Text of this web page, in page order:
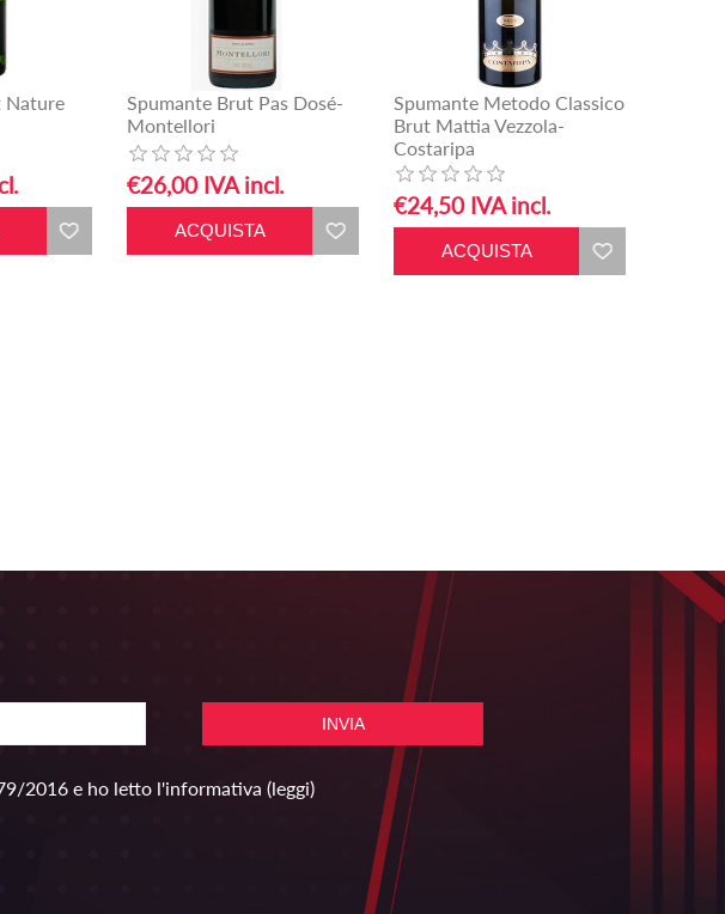
Nature
Spumante Brut Pas Dosé-
Montellori
€26,00 IVA incl.
Spumante Metodo Classico
Brut Mattia Vezzola-
Costaripa
€24,50 IVA incl.
2016 e ho letto l'informativa (leggi)